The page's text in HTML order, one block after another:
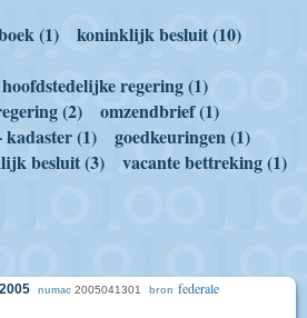
(1)
koninklijk besluit (10)
regering (1)
(2)
omzendbrief (1)
kadaster (1)
goedkeuringen (1)
besluit (3)
vacante bettreking (1)
numac 2005041301 bron federale